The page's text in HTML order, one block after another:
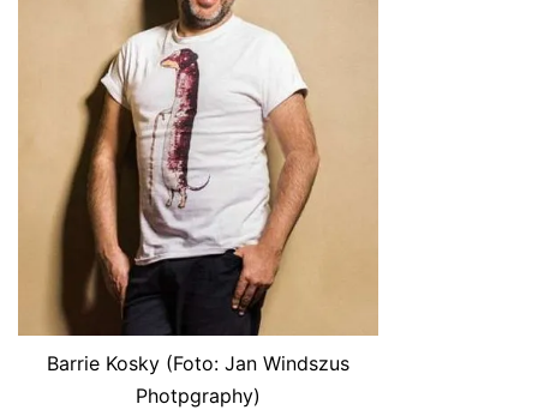
Barrie Kosky (Foto: Jan Windszus
Photpgraphy)